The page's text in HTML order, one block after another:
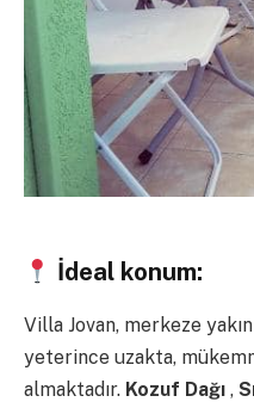
İdeal konum:
Villa Jovan, merkeze
yeterince uzakta,
almaktadır. Kozuf Dağı ,